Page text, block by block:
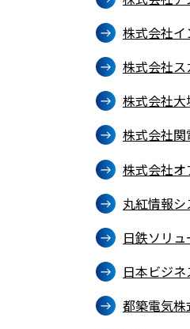
株式会社
株式会社ス
株式会社大
株式会社
株式会社オ
丸紅情報
日鉄ソリ
日本ビジ
都築電気株